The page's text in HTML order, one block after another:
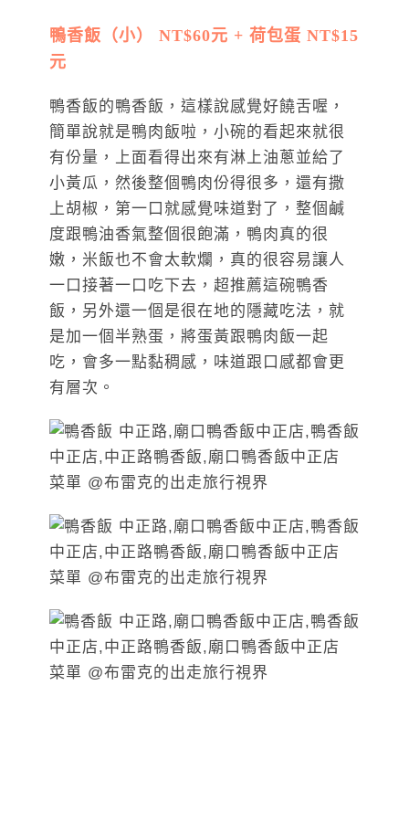
鴨香飯（小） NT$60元 + 荷包蛋 NT$15
元
鴨香飯的鴨香飯，這樣說感覺好饒舌喔，
簡單說就是鴨肉飯啦，小碗的看起來就很
有份量，上面看得出來有淋上油蔥並給了
小黃瓜，然後整個鴨肉份得很多，還有撒
上胡椒，第一口就感覺味道對了，整個鹹
度跟鴨油香氣整個很飽滿，鴨肉真的很
嫩，米飯也不會太軟爛，真的很容易讓人
一口接著一口吃下去，超推薦這碗鴨香
飯，另外還一個是很在地的隱藏吃法，就
是加一個半熟蛋，將蛋黃跟鴨肉飯一起
吃，會多一點黏稠感，味道跟口感都會更
有層次。